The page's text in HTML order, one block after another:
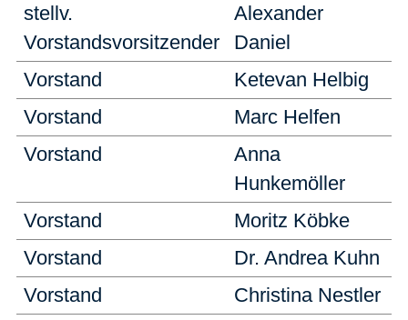
stellv.
Vorstandsvorsitzender
Alexander
Daniel
Vorstand
Ketevan Helbig
Vorstand
Marc Helfen
Vorstand
Anna
Hunkemöller
Vorstand
Moritz Köbke
Vorstand
Dr. Andrea Kuhn
Vorstand
Christina Nestler